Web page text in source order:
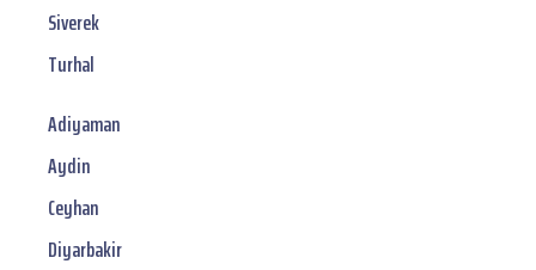
Siverek
Turhal
Adiyaman
Aydin
Ceyhan
Diyarbakir